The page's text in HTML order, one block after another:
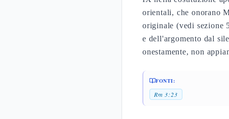
orientali, che onorano
originale (vedi sezione
e dell'argomento dal
onestamente, non
FONTI:
Rm 3:23